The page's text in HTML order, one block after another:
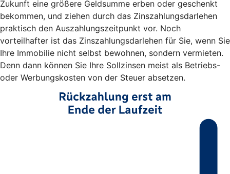
Zukunft eine größere Geldsumme erben oder geschenkt
bekommen, und ziehen durch das Zinszahlungsdarlehen
praktisch den Auszahlungszeitpunkt vor. Noch
vorteilhafter ist das Zinszahlungsdarlehen für Sie, wenn Sie
Ihre Immobilie nicht selbst bewohnen, sondern vermieten.
Denn dann können Sie Ihre Sollzinsen meist als Betriebs-
oder Werbungskosten von der Steuer absetzen.